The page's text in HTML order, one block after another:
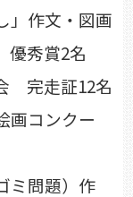
」作文・図画
秀賞2名
完走証12名
画コンクー
ミ問題）作